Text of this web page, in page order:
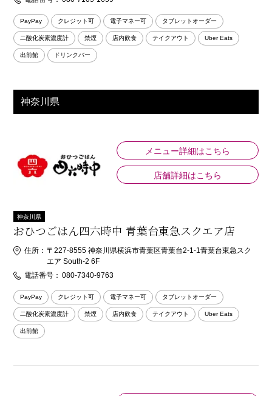
PayPay クレジット可 電子マネー可 タブレットオーダー
二酸化炭素濃度計 禁煙 店内飲食 テイクアウト Uber Eats
出前館 ドリンクバー
神奈川県
メニュー詳細はこちら
店舗詳細はこちら
神奈川県
おひつごはん四六時中 青葉台東急スクエア店
住所： 〒227-8555 神奈川県横浜市青葉区青葉台2-1-1青葉台東急スク
エア South-2 6F
電話番号： 080-7340-9763
PayPay クレジット可 電子マネー可 タブレットオーダー
二酸化炭素濃度計 禁煙 店内飲食 テイクアウト Uber Eats
出前館